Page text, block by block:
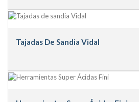
Tajadas De Sandia Vidal